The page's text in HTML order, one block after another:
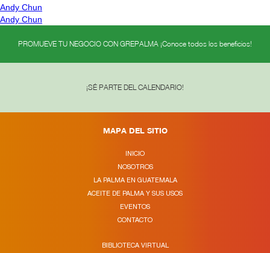
Andy Chun
Andy Chun
PROMUEVE TU NEGOCIO CON GREPALMA ¡Conoce todos los beneficios!
¡SÉ PARTE DEL CALENDARIO!
MAPA DEL SITIO
INICIO
NOSOTROS
LA PALMA EN GUATEMALA
ACEITE DE PALMA Y SUS USOS
EVENTOS
CONTACTO
BIBLIOTECA VIRTUAL